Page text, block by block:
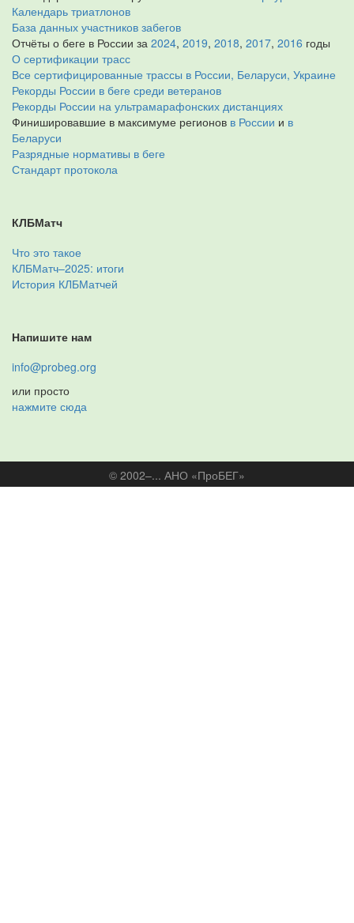
Календарь триатлонов
База данных участников забегов
Отчёты о беге в России за 2024, 2019, 2018, 2017, 2016 годы
О сертификации трасс
Все сертифицированные трассы в России, Беларуси, Украине
Рекорды России в беге среди ветеранов
Рекорды России на ультрамарафонских дистанциях
Финишировавшие в максимуме регионов в России и в
Беларуси
Разрядные нормативы в беге
Стандарт протокола
КЛБМатч
Что это такое
КЛБМатч–2025: итоги
История КЛБМатчей
Напишите нам
info@probeg.org
или просто
нажмите сюда
© 2002–... АНО «ПроБЕГ»